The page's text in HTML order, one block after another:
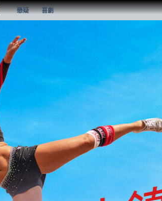
懸疑 喜劇